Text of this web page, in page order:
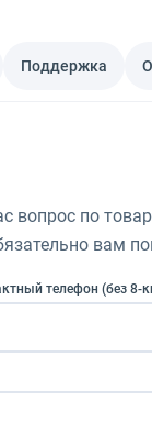
Поддержка
по
вам
телефон (без 8-